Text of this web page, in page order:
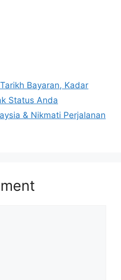
Bayaran, Kadar
Status Anda
& Nikmati Perjalanan